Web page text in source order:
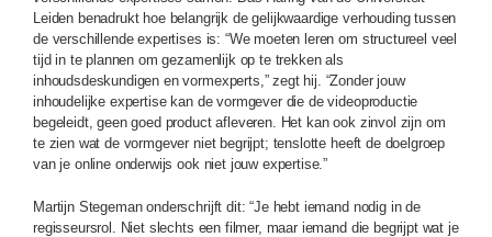
Leiden benadrukt hoe belangrijk de gelijkwaardige verhouding tussen
de verschillende expertises is: “We moeten leren om structureel veel
tijd in te plannen om gezamenlijk op te trekken als
inhoudsdeskundigen en vormexperts,” zegt hij. “Zonder jouw
inhoudelijke expertise kan de vormgever die de videoproductie
begeleidt, geen goed product afleveren. Het kan ook zinvol zijn om
te zien wat de vormgever niet begrijpt; tenslotte heeft de doelgroep
van je online onderwijs ook niet jouw expertise.”
Martijn Stegeman onderschrijft dit: “Je hebt iemand nodig in de
regisseursrol. Niet slechts een filmer, maar iemand die begrijpt wat je